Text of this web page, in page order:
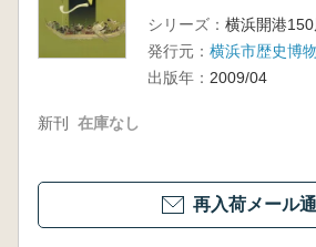
シリーズ： 横浜開港
発行元： 横浜市歴史博
出版年： 2009/04
新刊 在庫なし
再入荷メール